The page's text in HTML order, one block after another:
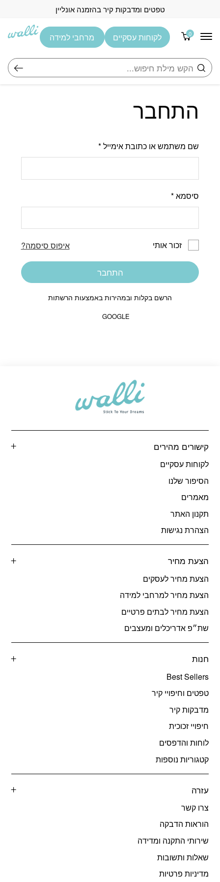
טפטים ומדבקות קיר בהזמנה אונליין
0
חיפוש
לקוחות עסקיים מרחבי למידה
התחבר
שם משתמש או כתובת אימייל*
סיסמא*
זכור אותי איפוס סיסמה?
התחבר
הרשם בקלות ובמהירות באמצעות הרשתות
GOOGLE
קישורים מהירים
לקוחות עסקיים
הסיפור שלנו
מאמרים
תקנון האתר
הצהרת נגישות
הצעת מחיר
הצעת מחיר לעסקים
הצעת מחיר למרחבי למידה
הצעת מחיר לבתים פרטיים
שת״פ אדריכלים ומעצבים
חנות
Best Sellers
טפטים וחיפויי קיר
מדבקות קיר
חיפויי זכוכית
לוחות והדפסים
קטגוריות נוספות
עזרה
צרו קשר
הוראות הדבקה
שירותי התקנה ומדידה
שאלות ותשובות
מדיניות פרטיות